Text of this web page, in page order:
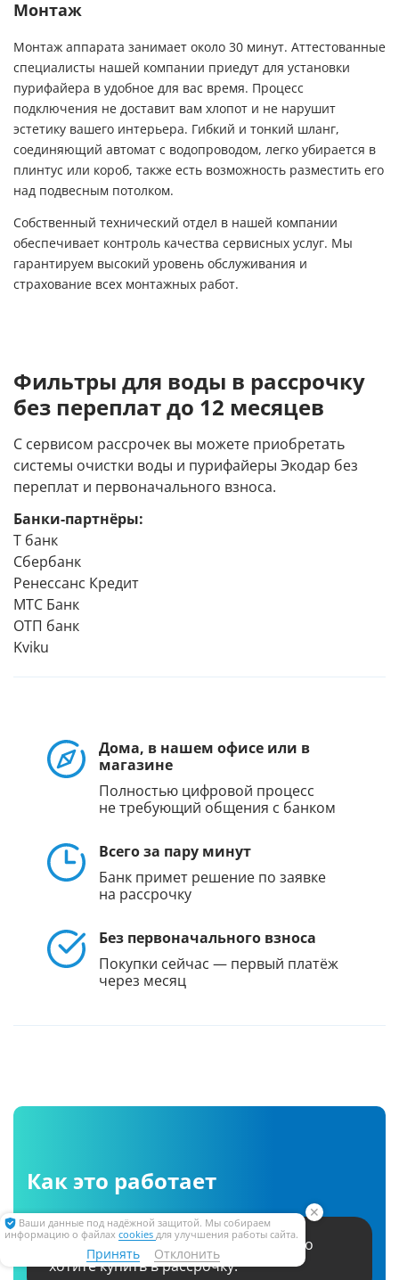
Монтаж
Монтаж аппарата занимает около 30 минут. Аттестованные
специалисты нашей компании приедут для установки
пурифайера в удобное для вас время. Процесс
подключения не доставит вам хлопот и не нарушит
эстетику вашего интерьера. Гибкий и тонкий шланг,
соединяющий автомат с водопроводом, легко убирается в
плинтус или короб, также есть возможность разместить его
над подвесным потолком.
Собственный технический отдел в нашей компании
обеспечивает контроль качества сервисных услуг. Мы
гарантируем высокий уровень обслуживания и
страхование всех монтажных работ.
Фильтры для воды в рассрочку
без переплат до 12 месяцев
С сервисом рассрочек вы можете приобретать
системы очистки воды и пурифайеры Экодар без
переплат и первоначального взноса.
Банки-партнёры:
Т банк
Сбербанк
Ренессанс Кредит
МТС Банк
ОТП банк
Kviku
Дома, в нашем офисе или в
магазине
Полностью цифровой процесс
не требующий общения с банком
Всего за пару минут
Банк примет решение по заявке
на рассрочку
Без первоначального взноса
Покупки сейчас — первый платёж
через месяц
Как это работает
1.
Сообщите вашему менеджеру, что
хотите купить в рассрочку.
Ваши данные под надёжной защитой. Мы собираем
информацию о файлах cookies для улучшения работы сайта.
Принять Отклонить
✕